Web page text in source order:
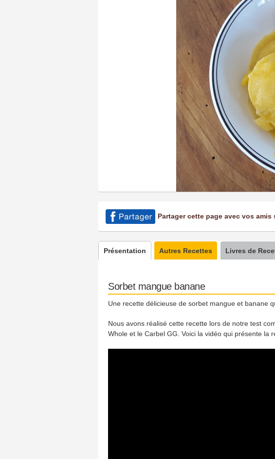
Partager cette page avec vos amis
Présentation Autres Recettes Livres de
Sorbet mangue banane
Une recette délicieuse de sorbet mangue et banane
Nous avons réalisé cette recette lors de notre test
Whole et le Carbel GG. Voici la vidéo qui présente la